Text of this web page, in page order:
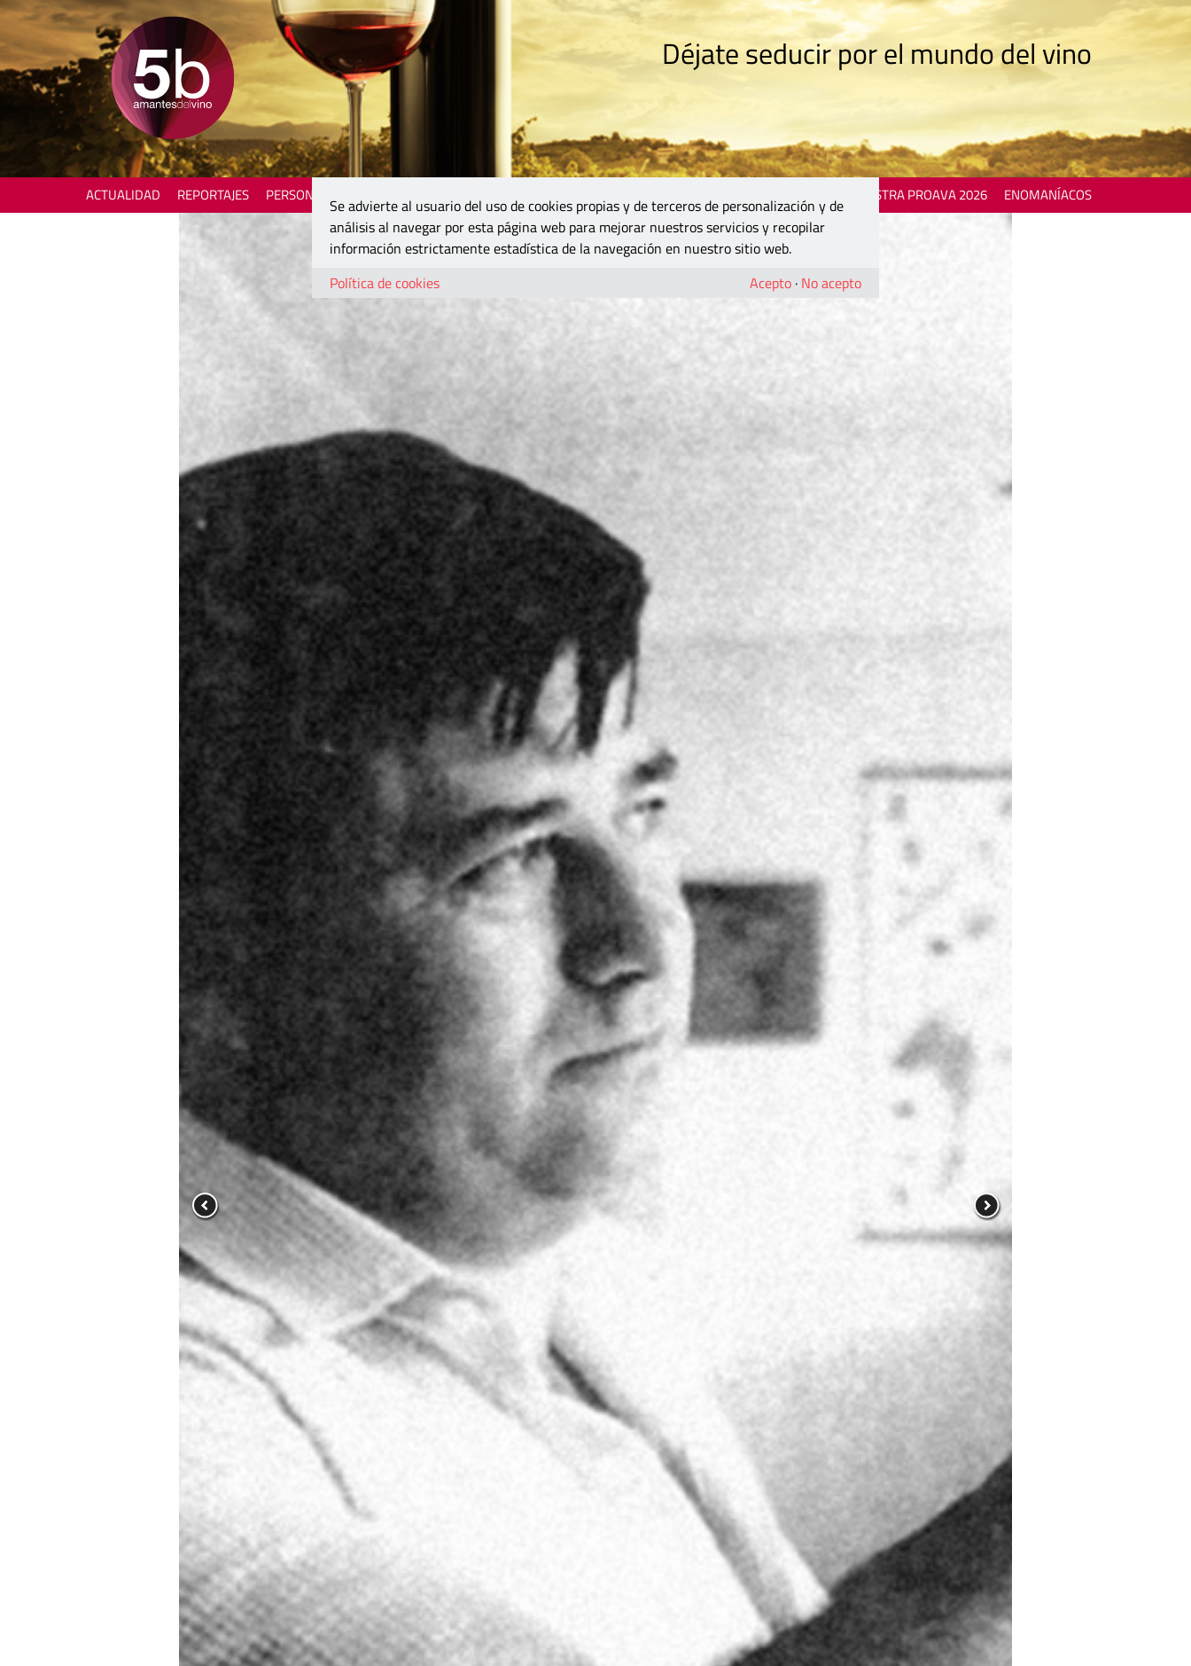
Déjate seducir por el mundo del vino
ACTUALIDAD REPORTAJES PERSONAJES MOSTRA PROAVA 2026 ENOMANÍACOS
Se advierte al usuario del uso de cookies propias y de terceros de personalización y de
análisis al navegar por esta página web para mejorar nuestros servicios y recopilar
información estrictamente estadística de la navegación en nuestro sitio web.
Política de cookies
Acepto · No acepto